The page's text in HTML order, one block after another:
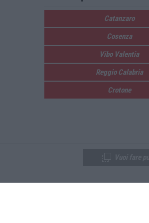
Catanzaro
Cosenza
Vibo Valentia
Reggio Calabria
Crotone